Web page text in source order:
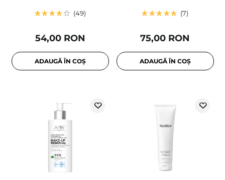
49
54,00 RON
ADAUGĂ ÎN COȘ
7
75,00 RON
ADAUGĂ ÎN COȘ